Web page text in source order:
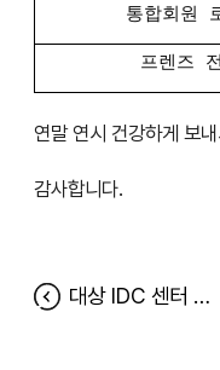
통합회원
프렌즈
연말 연시 건강하게 보
감사합니다.
대상 IDC 센터 이전에 따른 청정원 서비스 일시 중단 안내